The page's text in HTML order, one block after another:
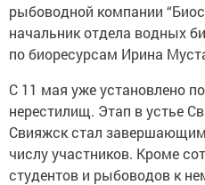
рыбоводной компании
начальник отдела водных
по биоресурсам Ирина
С 11 мая уже установлено
нерестилищ. Этап в устье
Свияжск стал
числу участников. Кроме
студентов и рыбоводов к